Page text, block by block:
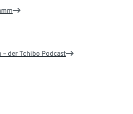
– der Tchibo Podcast